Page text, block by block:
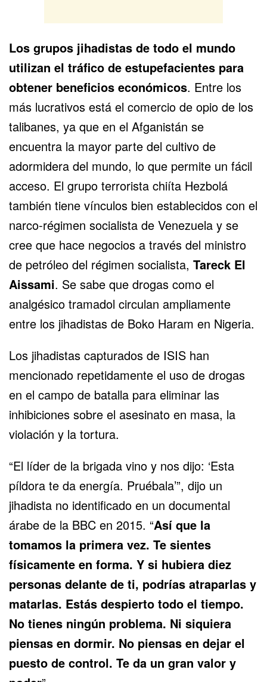
Los grupos jihadistas de todo el mundo
utilizan el tráfico de estupefacientes para
obtener beneficios económicos. Entre los
más lucrativos está el comercio de opio de los
talibanes, ya que en el Afganistán se
encuentra la mayor parte del cultivo de
adormidera del mundo, lo que permite un fácil
acceso. El grupo terrorista chiíta Hezbolá
también tiene vínculos bien establecidos con el
narco-régimen socialista de Venezuela y se
cree que hace negocios a través del ministro
de petróleo del régimen socialista, Tareck El
Aissami. Se sabe que drogas como el
analgésico tramadol circulan ampliamente
entre los jihadistas de Boko Haram en Nigeria.
Los jihadistas capturados de ISIS han
mencionado repetidamente el uso de drogas
en el campo de batalla para eliminar las
inhibiciones sobre el asesinato en masa, la
violación y la tortura.
“El líder de la brigada vino y nos dijo: ‘Esta
píldora te da energía. Pruébala’”, dijo un
jihadista no identificado en un documental
árabe de la BBC en 2015. “Así que la
tomamos la primera vez. Te sientes
físicamente en forma. Y si hubiera diez
personas delante de ti, podrías atraparlas y
matarlas. Estás despierto todo el tiempo.
No tienes ningún problema. Ni siquiera
piensas en dormir. No piensas en dejar el
puesto de control. Te da un gran valor y